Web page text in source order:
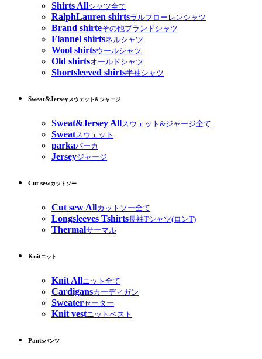
Shirts Allシャツ全て
RalphLauren shirtsラルフローレンシャツ
Brand shirteその他ブランドシャツ
Flannel shirtsネルシャツ
Wool shirtsウールシャツ
Old shirtsオールドシャツ
Shortsleeved shirts半袖シャツ
Sweat&Jerseyスウェット&ジャージ
Sweat&Jersey Allスウェット&ジャージ全て
Sweatスウェット
parkaパーカ
Jerseyジャージ
Cut sewカットソー
Cut sew Allカットソー全て
Longsleeves Tshirts長袖Tシャツ(ロンT)
Thermalサーマル
Knitニット
Knit Allニット全て
Cardigansカーディガン
Sweaterセーター
Knit vestニットベスト
Pantsパンツ